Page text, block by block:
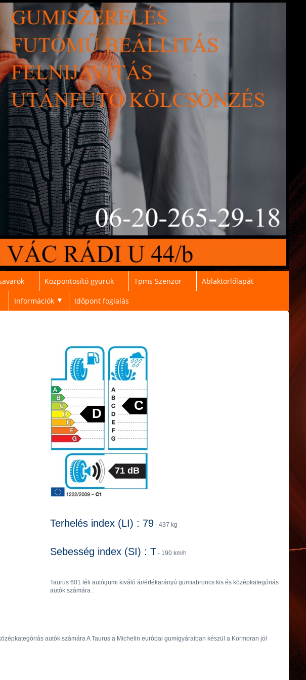
Központosító gyürük Tpms Szenzor Ablaktörlőlapát
Információk ▼ Időpont foglalás
D
C
71 dB
Terhelés index (LI) : 79 - 437 kg
Sebesség index (SI) : T - 190 km/h
Taurus 601 téli autógumi kiváló ár/értékarányú gumiabroncs kis és középkategóriás
autók számára .
autók számára A Taurus a Michelin európai gumigyáraiban készül a Kormoran jól